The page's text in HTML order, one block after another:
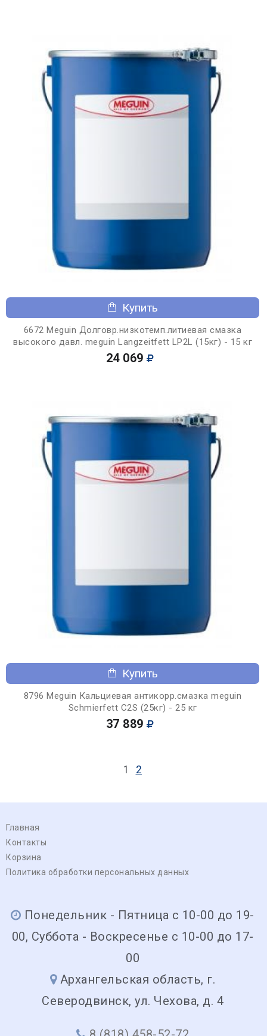
Купить
6672 Meguin Долговр.низкотемп.литиевая смазка
высокого давл. meguin Langzeitfett LP2L (15кг) - 15 кг
24 069
Купить
8796 Meguin Кальциевая антикорр.смазка meguin
Schmierfett C2S (25кг) - 25 кг
37 889
1 2
Главная
Контакты
Корзина
Политика обработки персональных данных
Понедельник - Пятница с 10-00 до 19-
00, Суббота - Воскресенье с 10-00 до 17-
00
Архангельская область, г.
Северодвинск, ул. Чехова, д. 4